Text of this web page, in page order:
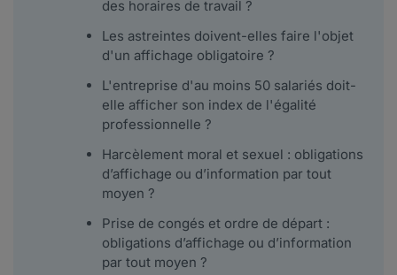
des horaires de travail ?
Les astreintes doivent-elles faire l'objet
d'un affichage obligatoire ?
L'entreprise d'au moins 50 salariés doit-
elle afficher son index de l'égalité
professionnelle ?
Harcèlement moral et sexuel : obligations
d’affichage ou d’information par tout
moyen ?
Prise de congés et ordre de départ :
obligations d’affichage ou d’information
par tout moyen ?